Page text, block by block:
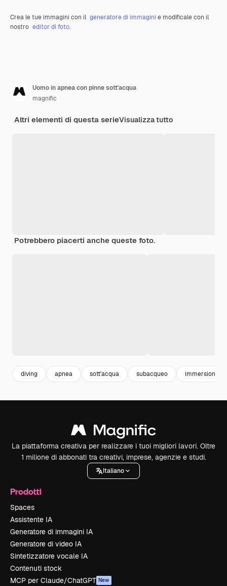
Crea le tue immagini con il generatore di immagini e modificale con il
nostro editor di foto.
Uomo in apnea con pinne sott'acqua
magnific
Altri elementi di questa serieVisualizza tutto
Potrebbero piacerti anche queste foto.
diving apnea sott'acqua subacqueo immersione
La piattaforma creativa per realizzare i tuoi migliori lavori. Oltre
1 milione di abbonati tra creativi, imprese, agenzie e studi.
Italiano
Prodotti
Spaces
Assistente IA
Generatore di immagini IA
Generatore di video IA
Sintetizzatore vocale IA
Contenuti stock
MCP per Claude/ChatGPT New